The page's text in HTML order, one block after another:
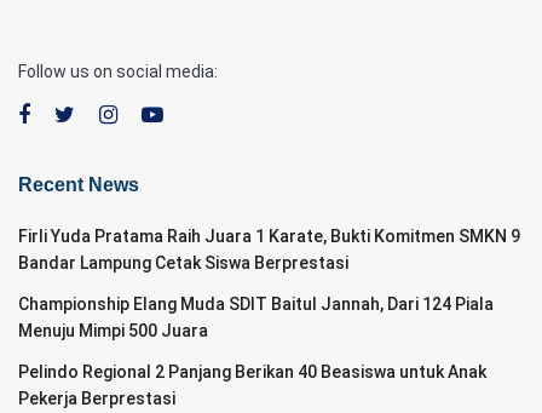
Follow us on social media:
Recent News
Firli Yuda Pratama Raih Juara 1 Karate, Bukti Komitmen SMKN 9
Bandar Lampung Cetak Siswa Berprestasi
Championship Elang Muda SDIT Baitul Jannah, Dari 124 Piala
Menuju Mimpi 500 Juara
Pelindo Regional 2 Panjang Berikan 40 Beasiswa untuk Anak
Pekerja Berprestasi